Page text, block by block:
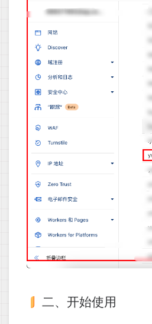
二、开始使用